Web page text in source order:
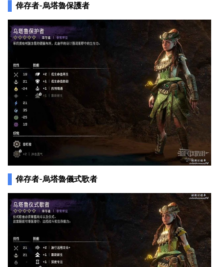
倖存者-烏塔魯保護者
倖存者-烏塔魯儀式歌者